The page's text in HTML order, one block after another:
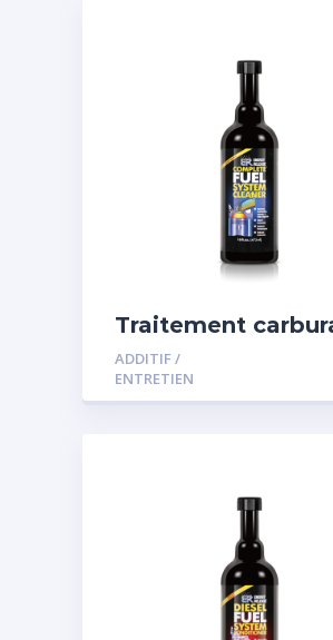
Traitement
diesel et essence
ADDITIF /
ENTRETIEN